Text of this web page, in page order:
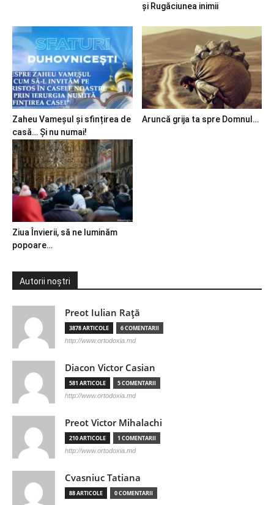
și Rugăciunea inimii
Zaheu Vameșul și sfințirea de
casă… Și nu numai!
Aruncă grija ta spre Domnul…
Ziua Învierii, să ne luminăm
popoare…
Autorii noștri
Preot Iulian Raţă
3878 ARTICOLE 6 COMENTARII
http://www.ortodoxia.md
Diacon Victor Casian
581 ARTICOLE 5 COMENTARII
http://www.ortodoxia.md
Preot Victor Mihalachi
210 ARTICOLE 1 COMENTARII
http://www.ortodoxia.md
Cvasniuc Tatiana
88 ARTICOLE 0 COMENTARII